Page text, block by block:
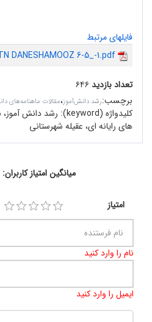
فایلهای مرتبط
DANESHAMOOZ 6-5_-1.pdf
تعداد بازدید۶۴۶
برچسب:رشد دانش‌آموز،مقالات ماهنامه‌های
کلیدواژه (keyword):
رشد دانش
های رایانه ای، عقیله شهرستانی
میانگین امتیاز کاربران: 0.0 (0 رای)
امتیاز
نام را وارد کنید
ایمیل را وارد کنید